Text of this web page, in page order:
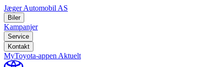
Jæger Automobil AS
Biler
Kampanjer
Service
Kontakt
MyToyota-appen Aktuelt